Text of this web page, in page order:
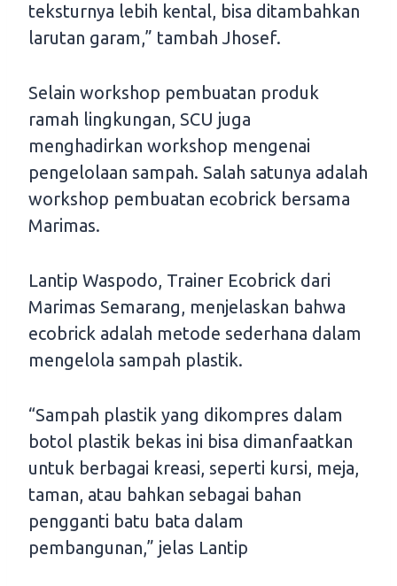
teksturnya lebih kental, bisa ditambahkan
larutan garam,” tambah Jhosef.
Selain workshop pembuatan produk
ramah lingkungan, SCU juga
menghadirkan workshop mengenai
pengelolaan sampah. Salah satunya adalah
workshop pembuatan ecobrick bersama
Marimas.
Lantip Waspodo, Trainer Ecobrick dari
Marimas Semarang, menjelaskan bahwa
ecobrick adalah metode sederhana dalam
mengelola sampah plastik.
“Sampah plastik yang dikompres dalam
botol plastik bekas ini bisa dimanfaatkan
untuk berbagai kreasi, seperti kursi, meja,
taman, atau bahkan sebagai bahan
pengganti batu bata dalam
pembangunan,” jelas Lantip